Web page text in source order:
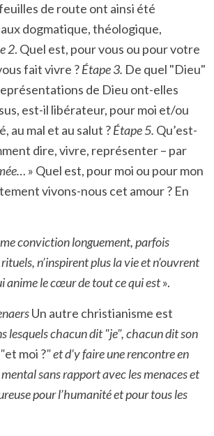
feuilles de route ont ainsi été
dogmatique, théologique,
2. Quel est, pour vous ou pour votre
fait vivre ?Étape 3. De quel "Dieu"
de Dieu ont-elles
est-il libérateur, pour moi et/ou
au mal et au salut ?Étape 5. Qu’est-
dire, vivre, représenter – par
» Quel est, pour moi ou pour mon
vivons-nous cet amour ? En
conviction longuement, parfois
n’inspirent plus la vie et n’ouvrent
anime le cœur de tout ce qui est».
Un autre christianisme est
lesquels chacun dit "je", chacun dit son
et moi ?" et d’y faire une rencontre en
sans rapport avec les menaces et
pour l’humanité et pour tous les